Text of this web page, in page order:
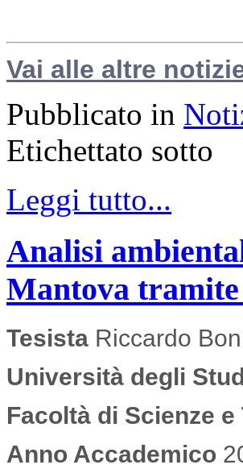
Vai alle altre
Pubblicato in
Etichettato sotto
Leggi tutto...
Analisi
Mantova
Tesista Riccardo
Università degli
Facoltà di Scienze
Anno Accademico